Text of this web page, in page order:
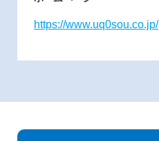
https://www.uq0sou.co.jp/